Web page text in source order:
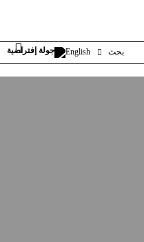
بحث English